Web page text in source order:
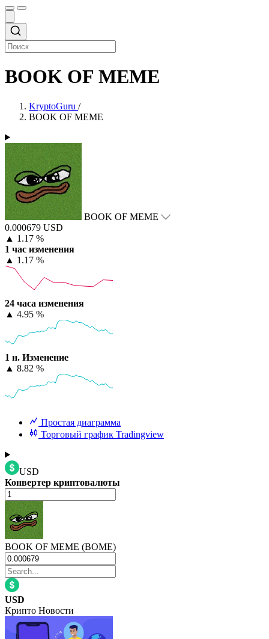
BOOK OF MEME
KryptoGuru /
BOOK OF MEME
BOOK OF MEME
0.000679 USD
▲ 1.17 %
1 час изменения
▲ 1.17 %
24 часа изменения
▲ 4.95 %
1 н. Изменение
▲ 8.82 %
Простая диаграмма
Торговый график Tradingview
USD
Конвертер криптовалюты
BOOK OF MEME (BOME)
USD
Крипто Новости